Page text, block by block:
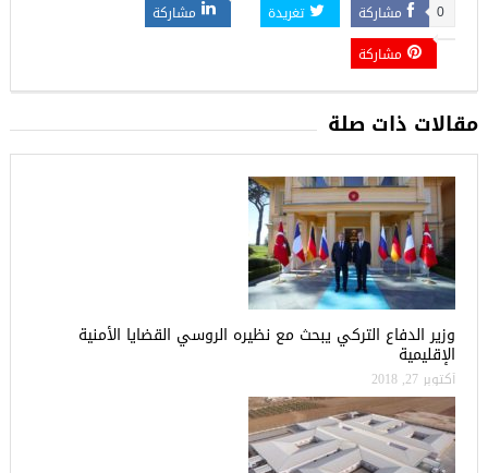
مشاركة 0 تغريدة
مشاركة
مشاركة
مقالات ذات صلة
وزير الدفاع التركي يبحث مع نظيره الروسي القضايا الأمنية
الإقليمية
أكتوبر 27, 2018